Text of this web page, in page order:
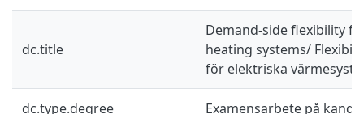
dc.title
Demand-side flexibility
heating systems/
för elektriska
dc.type.degree Examensarbete på